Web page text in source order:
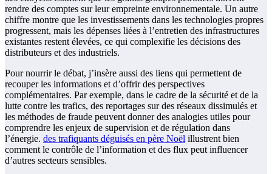
rendre des comptes sur leur empreinte environnementale. Un autre
chiffre montre que les investissements dans les technologies propres
progressent, mais les dépenses liées à l’entretien des infrastructures
existantes restent élevées, ce qui complexifie les décisions des
distributeurs et des industriels.
Pour nourrir le débat, j’insère aussi des liens qui permettent de
recouper les informations et d’offrir des perspectives
complémentaires. Par exemple, dans le cadre de la sécurité et de la
lutte contre les trafics, des reportages sur des réseaux dissimulés et
les méthodes de fraude peuvent donner des analogies utiles pour
comprendre les enjeux de supervision et de régulation dans
l’énergie. des trafiquants déguisés en père Noël illustrent bien
comment le contrôle de l’information et des flux peut influencer
d’autres secteurs sensibles.